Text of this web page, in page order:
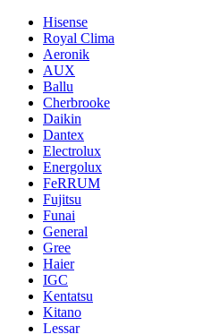
Hisense
Royal Clima
Aeronik
AUX
Ballu
Cherbrooke
Daikin
Dantex
Electrolux
Energolux
FeRRUM
Fujitsu
Funai
General
Gree
Haier
IGC
Kentatsu
Kitano
Lessar